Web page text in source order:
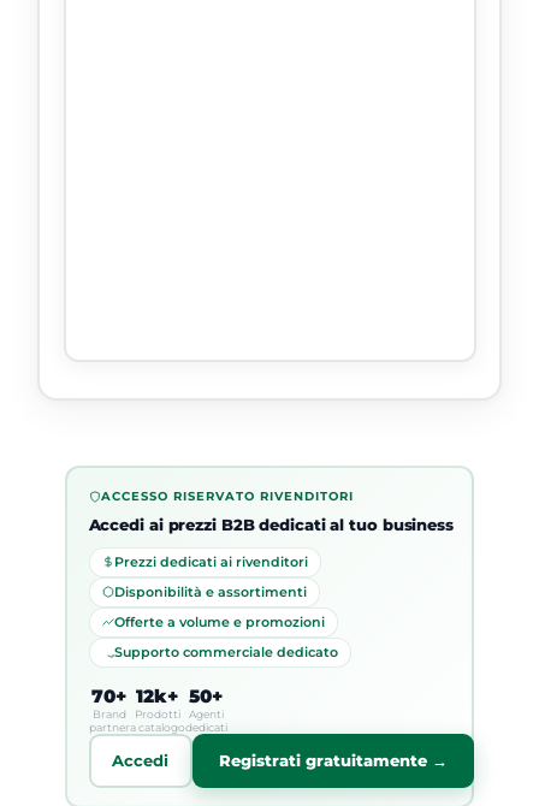
ACCESSO RISERVATO RIVENDITORI
Accedi ai prezzi B2B dedicati al tuo business
Prezzi dedicati ai rivenditori
Disponibilità e assortimenti
Offerte a volume e promozioni
Supporto commerciale dedicato
70+
Brand
partner
12k+
Prodotti
a catalogo
50+
Agenti
dedicati
Accedi Registrati gratuitamente →